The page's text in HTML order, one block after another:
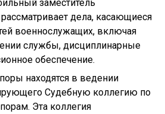
заместитель
дела, касающиеся
военнослужащих, включая
службы, дисциплинарные
обеспечение.
находятся в ведении
Судебную коллегию по
Эта коллегия